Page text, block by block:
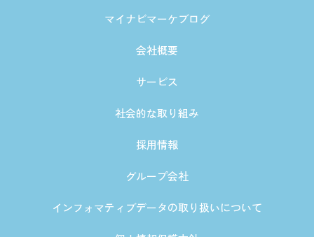
マイナビマーケブログ
会社概要
サービス
社会的な取り組み
採用情報
グループ会社
インフォマティブデータの取り扱いについて